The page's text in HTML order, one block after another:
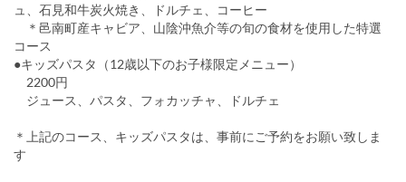
ュ、石見和牛炭火焼き、ドルチェ、コーヒー
＊邑南町産キャビア、山陰沖魚介等の旬の食材を使用した特選
コース
●キッズパスタ（12歳以下のお子様限定メニュー）
2200円
ジュース、パスタ、フォカッチャ、ドルチェ
＊上記のコース、キッズパスタは、事前にご予約をお願い致しま
す